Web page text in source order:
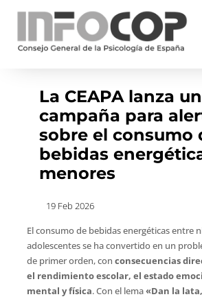
La CEAPA lanza
campaña para
sobre el consumo
bebidas
menores
19 Feb 2026
El consumo de bebidas energéticas entre
adolescentes se ha convertido en un
de primer orden, con consecuencias
el rendimiento escolar, el estado
mental y física. Con el lema«Dan la